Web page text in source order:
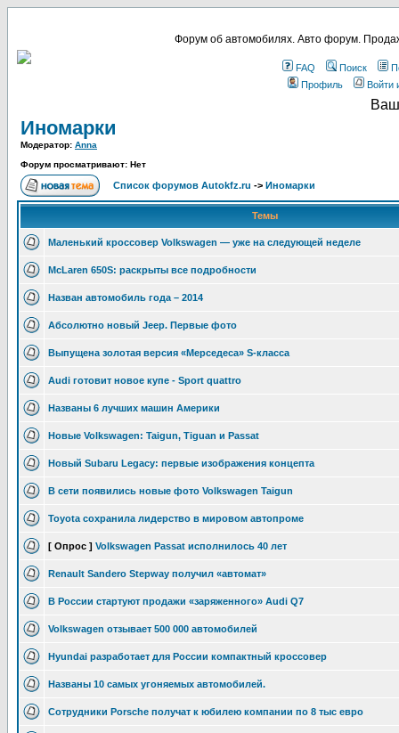
Форум об автомобилях. Авто форум.
FAQ Поиск
Профиль
Войти
Иномарки
Модератор: Anna
Форум просматривают: Нет
Список форумов Autokfz.ru -> Иномарки
Темы
Маленький кроссовер Volkswagen — уже на следующей неделе
McLaren 650S: раскрыты все подробности
Назван автомобиль года – 2014
Абсолютно новый Jeep. Первые фото
Выпущена золотая версия «Мерседеса» S-класса
Audi готовит новое купе - Sport quattro
Названы 6 лучших машин Америки
Новые Volkswagen: Taigun, Tiguan и Passat
Новый Subaru Legacy: первые изображения концепта
В сети появились новые фото Volkswagen Taigun
Toyota сохранила лидерство в мировом автопроме
[ Опрос ] Volkswagen Passat исполнилось 40 лет
Renault Sandero Stepway получил «автомат»
В России стартуют продажи «заряженного» Audi Q7
Volkswagen отзывает 500 000 автомобилей
Hyundai разработает для России компактный кроссовер
Названы 10 самых угоняемых автомобилей.
Сотрудники Porsche получат к юбилею компании по 8 тыс евро